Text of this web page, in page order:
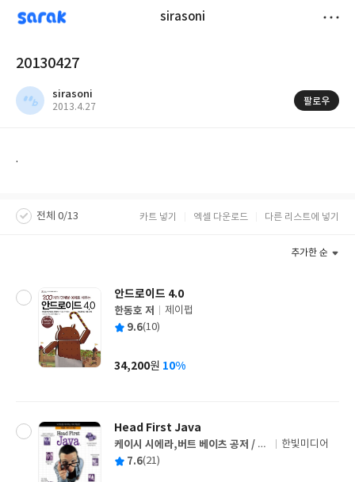
sarak sirasoni
20130427
sirasoni
작
2013.4.27
팔로우
.
전체 0/13 카트 넣기 엑셀 다운로드 다른 리스트에 넣기
추가한 순
안드로이드 4.0
글
쓴
한동호 저
출
사
제이펍
평 9.6(10)
가
34,200원 10%
Head First Java
글
쓴
케이시 시에라,버트 베이츠 공저 / 서
환수 역
출
한빛미디어
평 7.6(21)